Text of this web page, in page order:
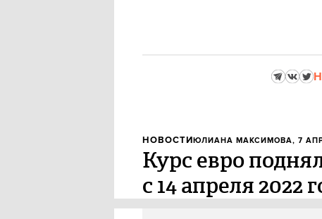
НОВОСТИЮЛИАНА МАКСИМОВА, 7
Курс евро
с 14 апреля 2022